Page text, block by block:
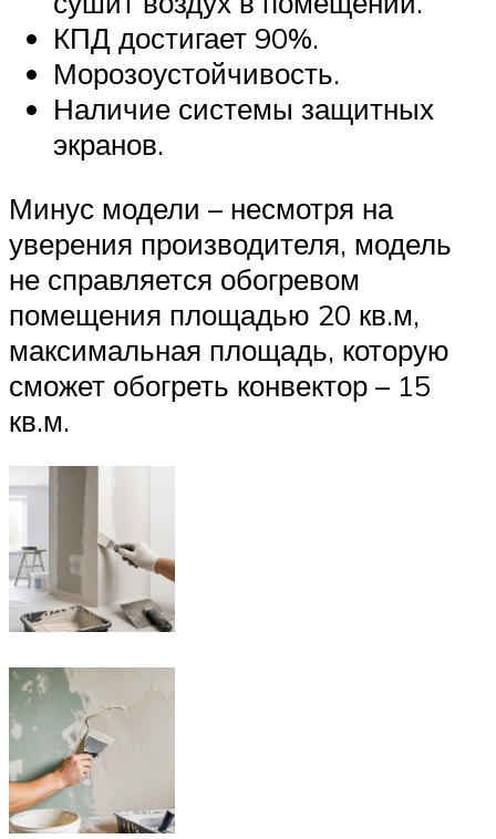
КПД достигает 90%.
Морозоустойчивость.
Наличие системы защитных
экранов.
Минус модели – несмотря на
уверения производителя, модель
не справляется обогревом
помещения площадью 20 кв.м,
максимальная площадь, которую
сможет обогреть конвектор – 15
кв.м.